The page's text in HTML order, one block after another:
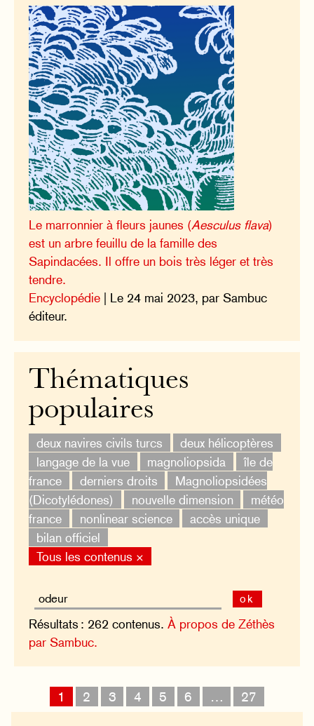
Le marronnier à fleurs jaunes (Aesculus flava)
est un arbre feuillu de la famille des
Sapindacées. Il offre un bois très léger et très
tendre.
Encyclopédie | Le 24 mai 2023, par Sambuc
éditeur.
Thématiques
populaires
deux navires civils turcs
deux hélicoptères
langage de la vue
magnoliopsida
île de
france
derniers droits
Magnoliopsidées
(Dicotylédones)
nouvelle dimension
météo
france
nonlinear science
accès unique
bilan officiel
Tous les contenus ×
ok
Résultats : 262 contenus.À propos de Zéthès
par Sambuc.
1 2 3 4 5 6 … 27